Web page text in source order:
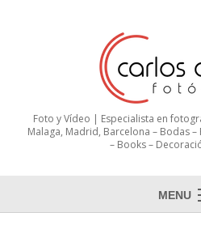
Foto y Vídeo | Especialista en
Malaga, Madrid, Barcelona – Bodas
– Books –
MENU